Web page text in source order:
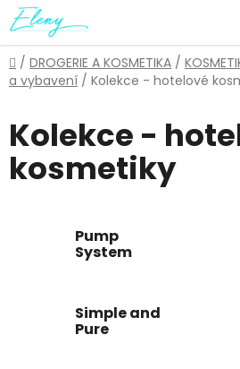
Přejít
na
obsah
Domů
/ DROGERIE A KOSMETIKA /
a vybavení / Kolekce - hotelové
Kolekce -
kosmetiky
Pump
System
Simple and
Pure